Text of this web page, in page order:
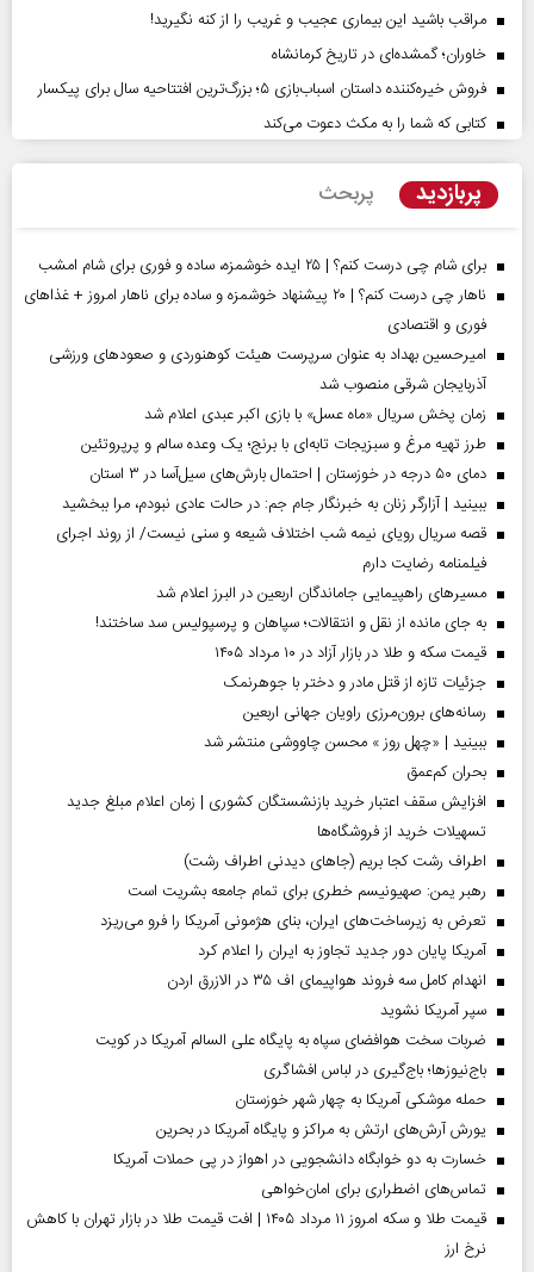
مراقب باشید این بیماری عجیب و غریب را از کنه نگیرید!
خاوران؛ گمشده‌ای در تاریخ کرمانشاه
فروش خیره‌کننده داستان اسباب‌بازی ۵؛ بزرگ‌ترین افتتاحیه سال برای پیکسار
کتابی که شما را به مکث دعوت می‌کند
پربازدید پربحث
برای شام چی درست کنم؟ | ۲۵ ایده خوشمزه، ساده و فوری برای شام امشب
ناهار چی درست کنم؟ | ۲۰ پیشنهاد خوشمزه و ساده برای ناهار امروز + غذاهای
فوری و اقتصادی
امیرحسین بهداد به عنوان سرپرست هیئت کوهنوردی و صعودهای ورزشی
آذربایجان شرقی منصوب شد
زمان پخش سریال «ماه عسل» با بازی اکبر عبدی اعلام شد
طرز تهیه مرغ و سبزیجات تابه‌ای با برنج؛ یک وعده سالم و پرپروتئین
دمای ۵۰ درجه در خوزستان | احتمال بارش‌های سیل‌آسا در ۳ استان
ببینید | آزارگر زنان به خبرنگار جام جم: در حالت عادی نبودم، مرا ببخشید
قصه سریال رویای نیمه شب اختلاف شیعه و سنی نیست/ از روند اجرای
فیلمنامه رضایت دارم
مسیر‌های راهپیمایی جاماندگان اربعین در البرز اعلام شد
به جای مانده از نقل و انتقالات؛ سپاهان و پرسپولیس سد ساختند!
قیمت سکه و طلا در بازار آزاد در ۱۰ مرداد ۱۴۰۵
جزئیات تازه از قتل مادر و دختر با جوهرنمک
رسانه‌های برون‌مرزی راویان جهانی اربعین
ببینید | «چهل روز » محسن چاووشی منتشر شد
بحران کم‌عمق
افزایش سقف اعتبار خرید بازنشستگان کشوری | زمان اعلام مبلغ جدید
تسهیلات خرید از فروشگاه‌ها
اطراف رشت کجا بریم (جاهای دیدنی اطراف رشت)
رهبر یمن: صهیونیسم خطری برای تمام جامعه بشریت است
تعرض به زیرساخت‌های ایران، بنای هژمونی آمریکا را فرو می‌ریزد
آمریکا پایان دور جدید تجاوز به ایران را اعلام کرد
انهدام کامل سه فروند هواپیمای اف ۳۵ در الازرق اردن
سپر آمریکا نشوید
ضربات سخت هوافضای سپاه به پایگاه علی السالم آمریکا در کویت
باج‌نیوزها؛ باج‌گیری در لباس افشاگری
حمله موشکی آمریکا به چهار شهر خوزستان
یورش آرش‌های ارتش به مراکز و پایگاه‌ آمریکا در بحرین
خسارت به دو خوابگاه دانشجویی در اهواز در پی حملات آمریکا
تماس‌های اضطراری برای امان‌‌خواهی
قیمت طلا و سکه امروز ۱۱ مرداد ۱۴۰۵ | افت قیمت طلا در بازار تهران با کاهش
نرخ ارز